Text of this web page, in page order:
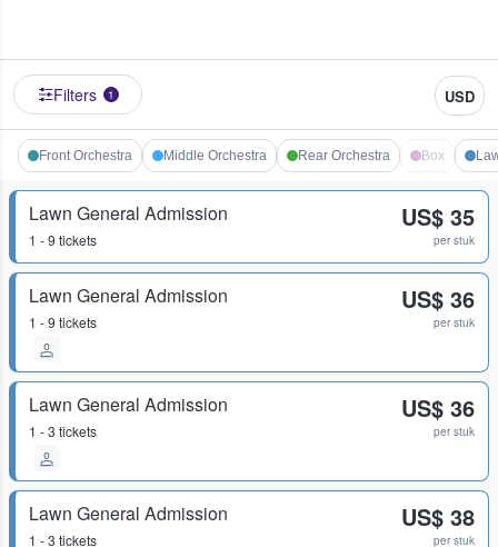
Filters 1 USD
Front Orchestra Middle Orchestra Rear Orchestra Box
Lawn General Admission
1 - 9 tickets
US$ 35
per stuk
Lawn General Admission
1 - 9 tickets
US$ 36
per stuk
Lawn General Admission
1 - 3 tickets
US$ 36
per stuk
Lawn General Admission
1 - 3 tickets
US$ 38
per stuk